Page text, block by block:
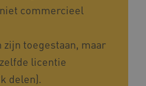
commercieel
toegestaan, maar
licentie
delen).
www.kennispleingehandicaptensector.nl